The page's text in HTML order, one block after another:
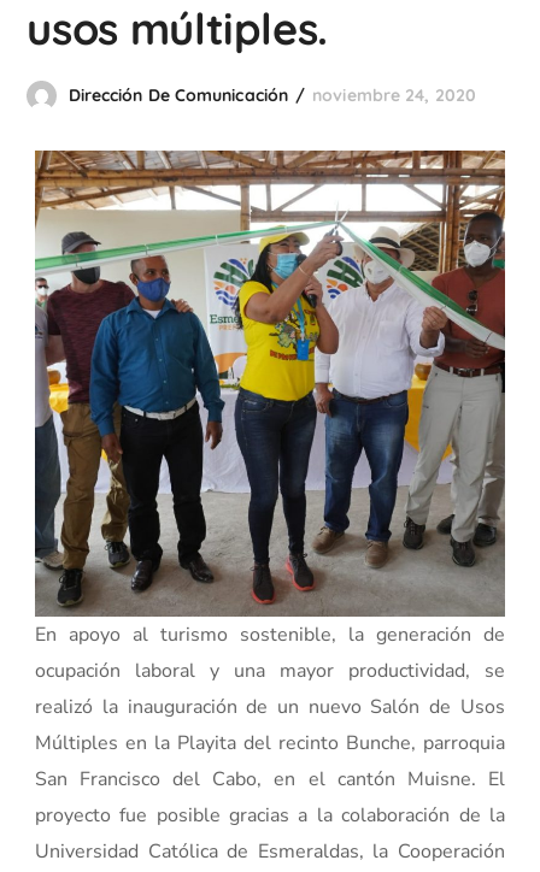
usos múltiples.
Dirección De Comunicación noviembre 24, 2020
En apoyo al turismo sostenible, la generación de
ocupación laboral y una mayor productividad, se
realizó la inauguración de un nuevo Salón de Usos
Múltiples en la Playita del recinto Bunche, parroquia
San Francisco del Cabo, en el cantón Muisne. El
proyecto fue posible gracias a la colaboración de la
Universidad Católica de Esmeraldas, la Cooperación